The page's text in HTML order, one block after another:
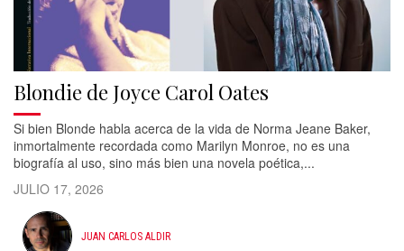
Blondie de Joyce Carol Oates
Si bien Blonde habla acerca de la vida de Norma Jeane Baker,
inmortalmente recordada como Marilyn Monroe, no es una
biografía al uso, sino más bien una novela poética,...
JULIO 17, 2026
JUAN CARLOS ALDIR